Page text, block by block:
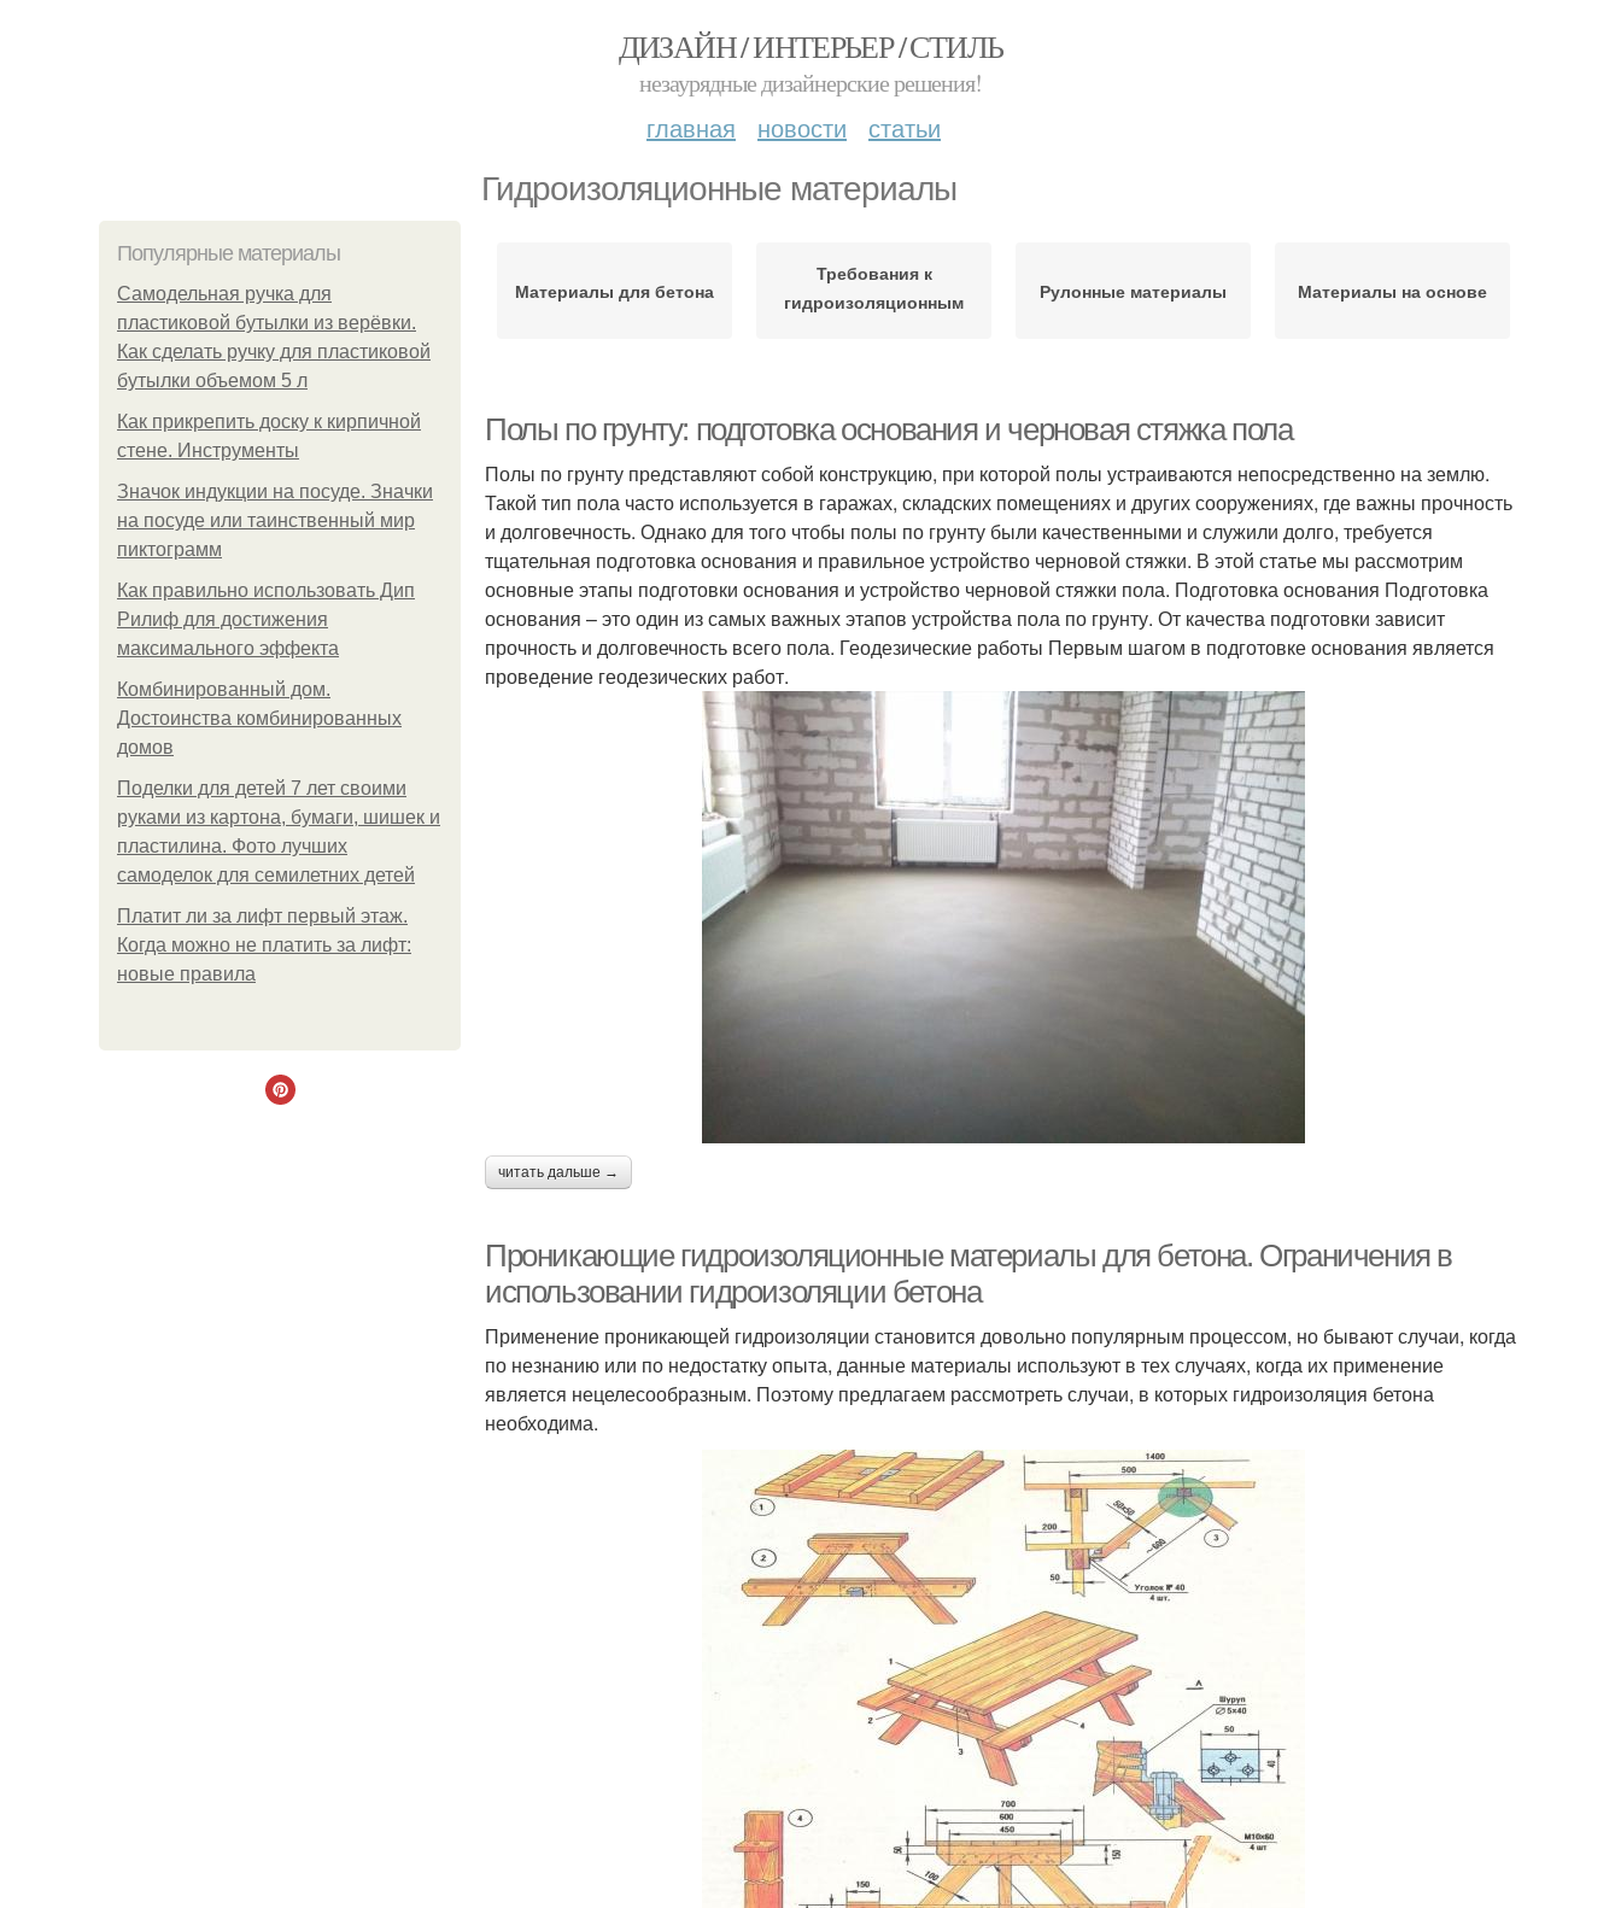
ДИЗАЙН / ИНТЕРЬЕР / СТИЛЬ
незаурядные дизайнерские решения!
главная новости статьи
Гидроизоляционные материалы
Популярные материалы
Самодельная ручка для
пластиковой бутылки из верёвки.
Как сделать ручку для пластиковой
бутылки объемом 5 л
Как прикрепить доску к кирпичной
стене. Инструменты
Значок индукции на посуде. Значки
на посуде или таинственный мир
пиктограмм
Как правильно использовать Дип
Рилиф для достижения
максимального эффекта
Комбинированный дом.
Достоинства комбинированных
домов
Поделки для детей 7 лет своими
руками из картона, бумаги, шишек и
пластилина. Фото лучших
самоделок для семилетних детей
Платит ли за лифт первый этаж.
Когда можно не платить за лифт:
новые правила
Материалы для бетона
Требования к
гидроизоляционным
Рулонные материалы Материалы на основе
Полы по грунту: подготовка основания и черновая стяжка пола
Полы по грунту представляют собой конструкцию, при которой полы устраиваются непосредственно на землю.
Такой тип пола часто используется в гаражах, складских помещениях и других сооружениях, где важны прочность
и долговечность. Однако для того чтобы полы по грунту были качественными и служили долго, требуется
тщательная подготовка основания и правильное устройство черновой стяжки. В этой статье мы рассмотрим
основные этапы подготовки основания и устройство черновой стяжки пола. Подготовка основания Подготовка
основания – это один из самых важных этапов устройства пола по грунту. От качества подготовки зависит
прочность и долговечность всего пола. Геодезические работы Первым шагом в подготовке основания является
проведение геодезических работ.
читать дальше →
Проникающие гидроизоляционные материалы для бетона. Ограничения в
использовании гидроизоляции бетона
Применение проникающей гидроизоляции становится довольно популярным процессом, но бывают случаи, когда
по незнанию или по недостатку опыта, данные материалы используют в тех случаях, когда их применение
является нецелесообразным. Поэтому предлагаем рассмотреть случаи, в которых гидроизоляция бетона
необходима.